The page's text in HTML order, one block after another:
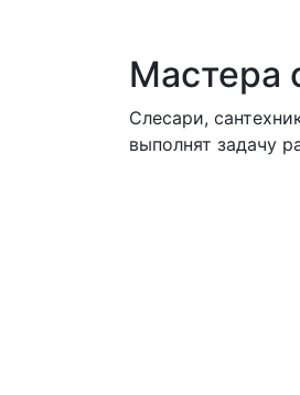
Мастера
Слесари,
выполнят задачу